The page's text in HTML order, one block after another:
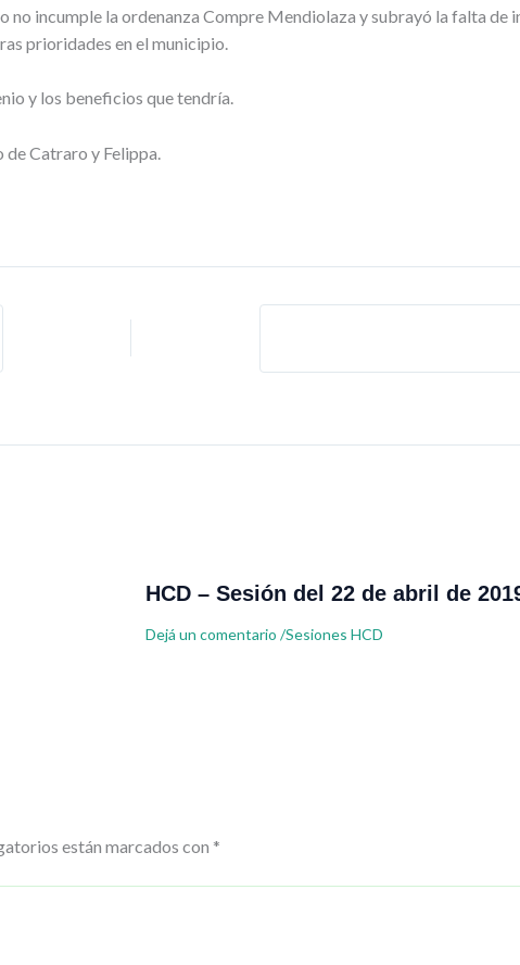
no incumple la ordenanza Compre Mendiolaza y subrayó la falta
prioridades en el municipio.
y los beneficios que tendría.
Catraro y Felippa.
HCD – Sesión del 22 de abril de
Dejá un comentario /Sesiones HCD
están marcados con *